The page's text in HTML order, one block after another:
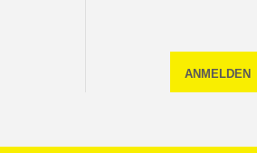
ANMELDEN